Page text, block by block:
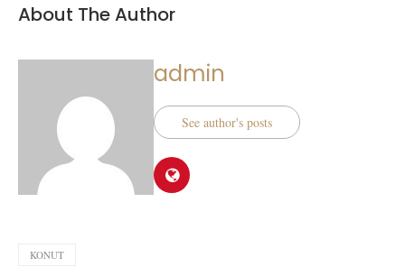
About The Author
admin
See author's posts
KONUT